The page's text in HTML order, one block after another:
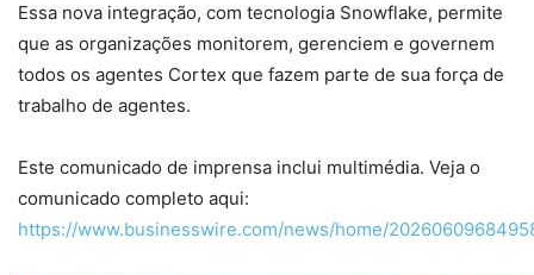
Essa nova integração, com tecnologia Snowflake, permite
que as organizações monitorem, gerenciem e governem
todos os agentes Cortex que fazem parte de sua força de
trabalho de agentes.
Este comunicado de imprensa inclui multimédia. Veja o
comunicado completo aqui:
https://www.businesswire.com/news/home/